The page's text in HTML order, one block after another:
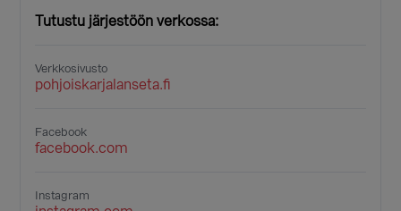
Tutustu järjestöön verkossa:
Verkkosivusto
pohjoiskarjalanseta.fi
Facebook
facebook.com
Instagram